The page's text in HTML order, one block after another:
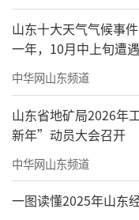
上海方面，8
房项目集中网签
步回升。根据中
成交97万平米
6%；9月上海二
长5%，同比增
月至8日），上
平米，较去年国
山东十大天气气候事
一年，10月中上旬遭
中华网山东频道
山东省地矿局2026年
新年”动员大会召开
中华网山东频道
一图读懂2025年山东